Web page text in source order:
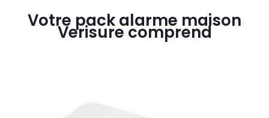
Votre pack alarme maison
Verisure comprend